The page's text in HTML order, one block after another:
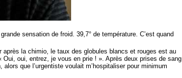
sensation de froid. 39,7° de température. C’est quand
après la chimio, le taux des globules blancs et rouges est au
oui, entrez, je vous en prie ! ». Après deux prises de sang
que l’urgentiste voulait m’hospitaliser pour minimum